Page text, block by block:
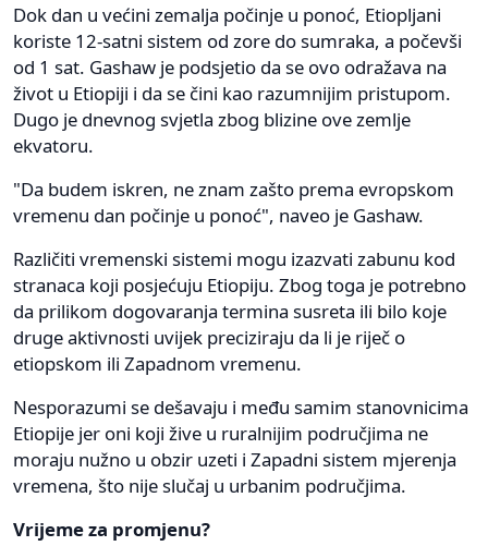
Dok dan u većini zemalja počinje u ponoć, Etiopljani
koriste 12-satni sistem od zore do sumraka, a počevši
od 1 sat. Gashaw je podsjetio da se ovo odražava na
život u Etiopiji i da se čini kao razumnijim pristupom.
Dugo je dnevnog svjetla zbog blizine ove zemlje
ekvatoru.
"Da budem iskren, ne znam zašto prema evropskom
vremenu dan počinje u ponoć", naveo je Gashaw.
Različiti vremenski sistemi mogu izazvati zabunu kod
stranaca koji posjećuju Etiopiju. Zbog toga je potrebno
da prilikom dogovaranja termina susreta ili bilo koje
druge aktivnosti uvijek preciziraju da li je riječ o
etiopskom ili Zapadnom vremenu.
Nesporazumi se dešavaju i među samim stanovnicima
Etiopije jer oni koji žive u ruralnijim područjima ne
moraju nužno u obzir uzeti i Zapadni sistem mjerenja
vremena, što nije slučaj u urbanim područjima.
Vrijeme za promjenu?